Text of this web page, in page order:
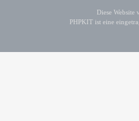
Diese
PHPKIT ist eine